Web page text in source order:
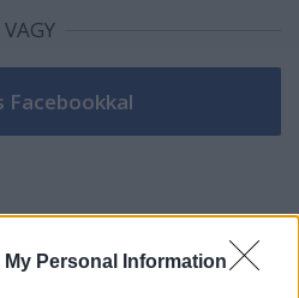
My Personal Information
VAGY
köszön be a főnök, főnök?